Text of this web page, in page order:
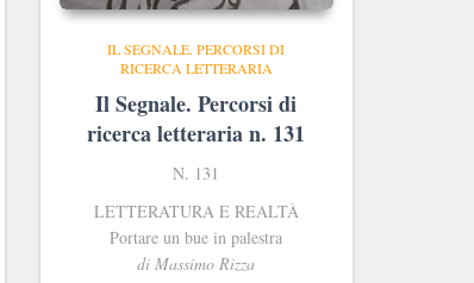
IL SEGNALE. PERCORSI DI
RICERCA LETTERARIA
Il Segnale. Percorsi di
ricerca letteraria n. 131
N. 131
LETTERATURA E REALTÀ
Portare un bue in palestra
di Massimo Rizza